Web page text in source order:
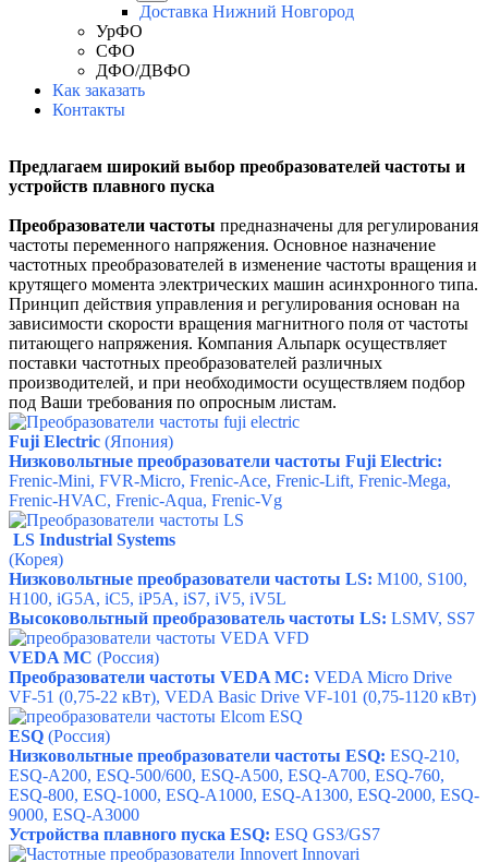
Доставка Нижний Новгород
УрФО
СФО
ДФО/ДВФО
Как заказать
Контакты
Предлагаем широкий выбор преобразователей частоты и
устройств плавного пуска
Преобразователи частоты предназначены для регулирования
частоты переменного напряжения. Основное назначение
частотных преобразователей в изменение частоты вращения и
крутящего момента электрических машин асинхронного типа.
Принцип действия управления и регулирования основан на
зависимости скорости вращения магнитного поля от частоты
питающего напряжения. Компания Альпарк осуществляет
поставки частотных преобразователей различных
производителей, и при необходимости осуществляем подбор
под Ваши требования по опросным листам.
Fuji Electric (Япония)
Низковольтные преобразователи частоты Fuji Electric:
Frenic-Mini, FVR-Micro, Frenic-Ace, Frenic-Lift, Frenic-Mega,
Frenic-HVAC, Frenic-Aqua, Frenic-Vg
LS Industrial Systems
(Корея)
Низковольтные преобразователи частоты LS: M100, S100,
H100, iG5A, iC5, iР5А, iS7, iV5, iV5L
Высоковольтный преобразователь частоты LS: LSMV, SS7
VEDA MC (Россия)
Преобразователи частоты VEDA MC: VEDA Micro Drive
VF-51 (0,75-22 кВт), VEDA Basic Drive VF-101 (0,75-1120 кВт)
ESQ (Россия)
Низковольтные преобразователи частоты ESQ: ESQ-210,
ESQ-A200, ESQ-500/600, ESQ-A500, ESQ-A700, ESQ-760,
ESQ-800, ESQ-1000, ESQ-A1000, ESQ-A1300, ESQ-2000, ESQ-
9000, ESQ-A3000
Устройства плавного пуска ESQ: ESQ GS3/GS7